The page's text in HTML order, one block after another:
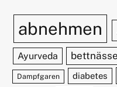
abnehmen
Ayurveda
Dampfgaren diabetes